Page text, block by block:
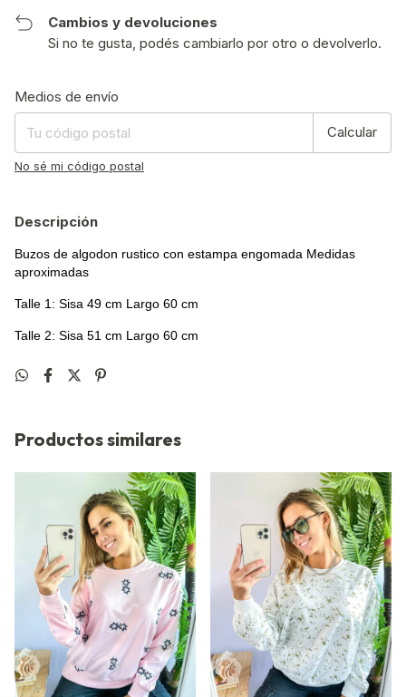
Cambios y devoluciones
Si no te gusta, podés cambiarlo por otro o devolverlo.
Entregas para el CP:
Medios de envío
Calcular
No sé mi código postal
Descripción
Buzos de algodon rustico con estampa engomada Medidas
aproximadas
Talle 1: Sisa 49 cm Largo 60 cm
Talle 2: Sisa 51 cm Largo 60 cm
Productos similares